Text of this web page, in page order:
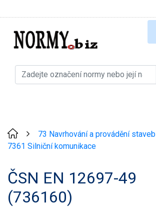
73 Navrhování a provádění staveb
7361 Silniční komunikace
ČSN EN 12697-49
(736160)